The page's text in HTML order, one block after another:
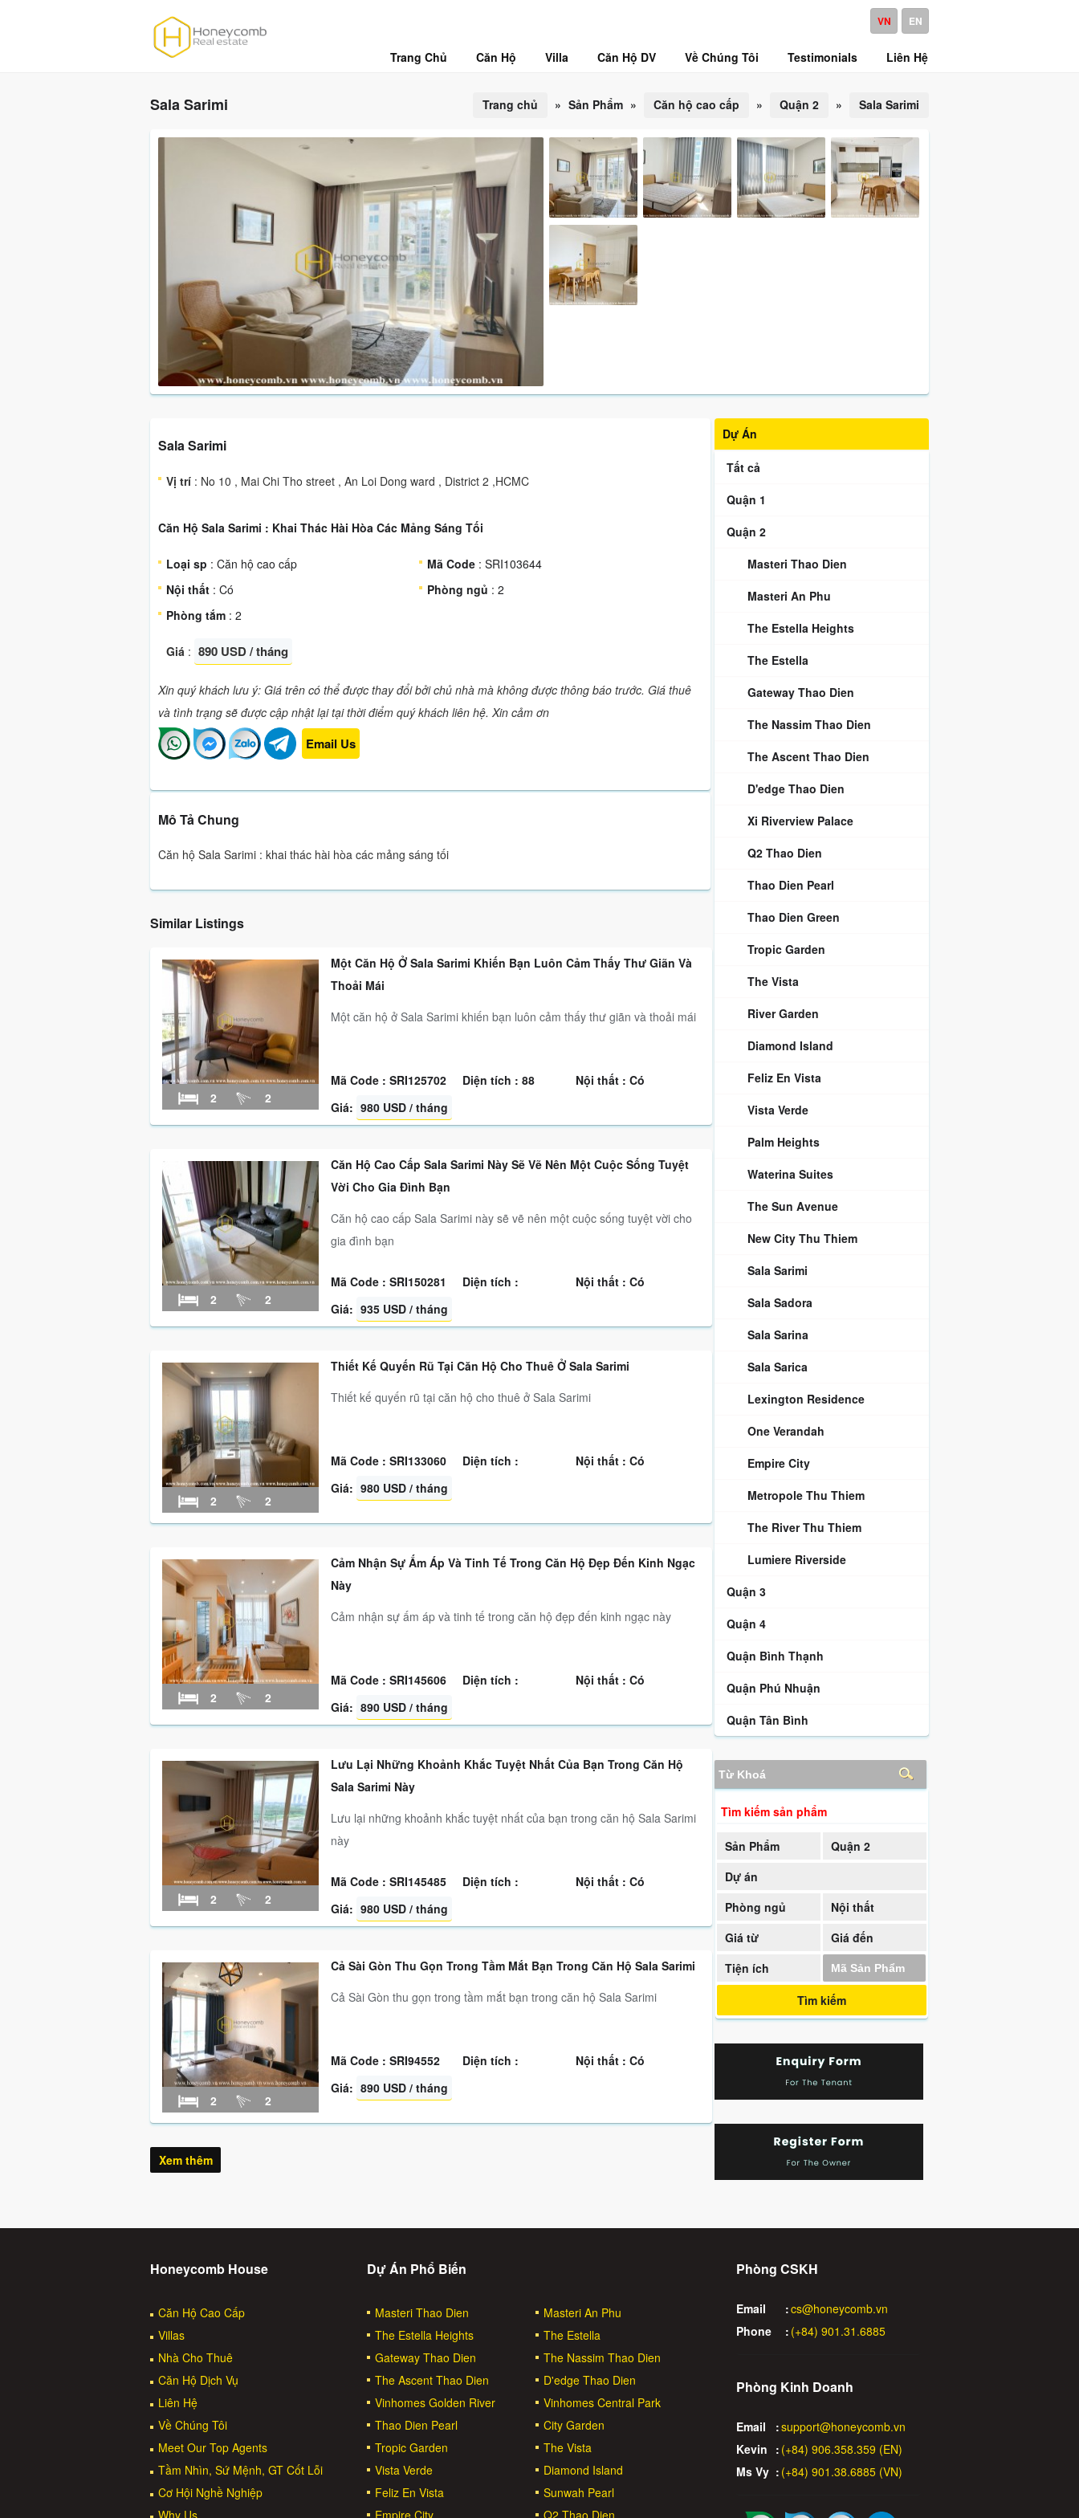
VN EN
Trang Chủ Căn Hộ Villa Căn Hộ DV Về Chúng Tôi Testimonials Liên Hệ
Sala Sarimi Trang chủ » Sản Phẩm » Căn hộ cao cấp » Quận 2 » Sala Sarimi
Sala Sarimi
Vị trí : No 10 , Mai Chi Tho street , An Loi Dong ward , District 2 ,HCMC
Căn Hộ Sala Sarimi : Khai Thác Hài Hòa Các Mảng Sáng Tối
Loại sp : Căn hộ cao cấp Mã Code : SRI103644
Nội thất : Có Phòng ngủ : 2
Phòng tắm : 2
Giá : 890 USD / tháng
Xin quý khách lưu ý: Giá trên có thể được thay đổi bởi chủ nhà mà không được thông báo trước. Giá thuê
và tình trạng sẽ được cập nhật lại tại thời điểm quý khách liên hệ. Xin cảm ơn
Email Us
Mô Tả Chung
Căn hộ Sala Sarimi : khai thác hài hòa các mảng sáng tối
Similar Listings
2 2
Một Căn Hộ Ở Sala Sarimi Khiến Bạn Luôn Cảm Thấy Thư Giãn Và
Thoải Mái
Một căn hộ ở Sala Sarimi khiến bạn luôn cảm thấy thư giãn và thoải mái
Mã Code : SRI125702 Diện tích : 88
Nội thất : Có
Giá: 980 USD / tháng
2 2
Căn Hộ Cao Cấp Sala Sarimi Này Sẽ Vẽ Nên Một Cuộc Sống Tuyệt
Vời Cho Gia Đình Bạn
Căn hộ cao cấp Sala Sarimi này sẽ vẽ nên một cuộc sống tuyệt vời cho
gia đình bạn
Mã Code : SRI150281 Diện tích :
Nội thất : Có
Giá: 935 USD / tháng
2 2
Thiết Kế Quyến Rũ Tại Căn Hộ Cho Thuê Ở Sala Sarimi
Thiết kế quyến rũ tại căn hộ cho thuê ở Sala Sarimi
Mã Code : SRI133060 Diện tích :
Nội thất : Có
Giá: 980 USD / tháng
2 2
Cảm Nhận Sự Ấm Áp Và Tinh Tế Trong Căn Hộ Đẹp Đến Kinh Ngạc
Này
Cảm nhận sự ấm áp và tinh tế trong căn hộ đẹp đến kinh ngạc này
Mã Code : SRI145606 Diện tích :
Nội thất : Có
Giá: 890 USD / tháng
2 2
Lưu Lại Những Khoảnh Khắc Tuyệt Nhất Của Bạn Trong Căn Hộ
Sala Sarimi Này
Lưu lại những khoảnh khắc tuyệt nhất của bạn trong căn hộ Sala Sarimi
này
Mã Code : SRI145485 Diện tích :
Nội thất : Có
Giá: 980 USD / tháng
2 2
Cả Sài Gòn Thu Gọn Trong Tầm Mắt Bạn Trong Căn Hộ Sala Sarimi
Cả Sài Gòn thu gọn trong tầm mắt bạn trong căn hộ Sala Sarimi
Mã Code : SRI94552 Diện tích :
Nội thất : Có
Giá: 890 USD / tháng
Xem thêm
Dự Án
Tất cả
Quận 1
Quận 2
Masteri Thao Dien
Masteri An Phu
The Estella Heights
The Estella
Gateway Thao Dien
The Nassim Thao Dien
The Ascent Thao Dien
D'edge Thao Dien
Xi Riverview Palace
Q2 Thao Dien
Thao Dien Pearl
Thao Dien Green
Tropic Garden
The Vista
River Garden
Diamond Island
Feliz En Vista
Vista Verde
Palm Heights
Waterina Suites
The Sun Avenue
New City Thu Thiem
Sala Sarimi
Sala Sadora
Sala Sarina
Sala Sarica
Lexington Residence
One Verandah
Empire City
Metropole Thu Thiem
The River Thu Thiem
Lumiere Riverside
Quận 3
Quận 4
Quận Bình Thạnh
Quận Phú Nhuận
Quận Tân Bình
Tìm kiếm sản phẩm
Sản Phẩm
Quận 2
Dự án
Phòng ngủ
Nội thất
Giá từ
Giá đến
Tiện ích
Honeycomb House
Căn Hộ Cao Cấp
Villas
Nhà Cho Thuê
Căn Hộ Dịch Vụ
Liên Hệ
Về Chúng Tôi
Meet Our Top Agents
Tầm Nhìn, Sứ Mệnh, GT Cốt Lỗi
Cơ Hội Nghề Nghiệp
Why Us
Dự Án Phổ Biến
Masteri Thao Dien
Masteri An Phu
The Estella Heights
The Estella
Gateway Thao Dien
The Nassim Thao Dien
The Ascent Thao Dien
D'edge Thao Dien
Vinhomes Golden River
Vinhomes Central Park
Thao Dien Pearl
City Garden
Tropic Garden
The Vista
Vista Verde
Diamond Island
Feliz En Vista
Sunwah Pearl
Empire City
Q2 Thao Dien
Phòng CSKH
Email :cs@honeycomb.vn
Phone
: (+84) 901.31.6885
Phòng Kinh Doanh
Email :support@honeycomb.vn
Kevin : (+84) 906.358.359 (EN)
Ms Vy : (+84) 901.38.6885 (VN)